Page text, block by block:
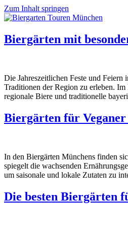
Zum Inhalt springen
Biergärten mit
Die Jahreszeitlichen Feste und
Traditionen der Region zu erleben.
regionale Biere und traditionelle
Biergärten für
In den Biergärten Münchens finden
spiegelt die wachsenden
um saisonale und lokale Zutaten zu
Die besten Biergärten